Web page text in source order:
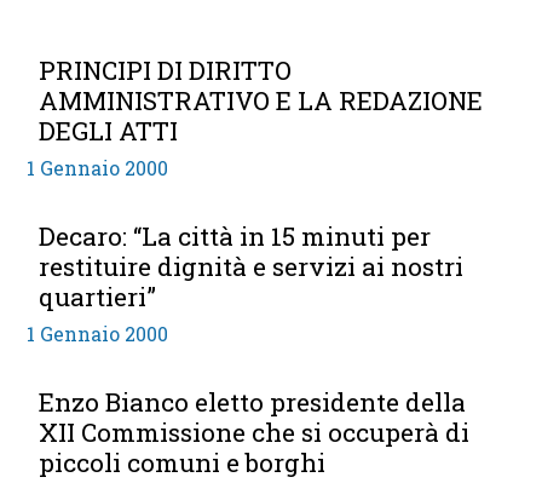
PRINCIPI DI DIRITTO
AMMINISTRATIVO E LA REDAZIONE
DEGLI ATTI
1 Gennaio 2000
Decaro: “La città in 15 minuti per
restituire dignità e servizi ai nostri
quartieri”
1 Gennaio 2000
Enzo Bianco eletto presidente della
XII Commissione che si occuperà di
piccoli comuni e borghi